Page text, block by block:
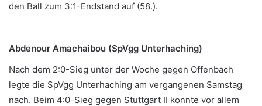
den Ball zum 3:1-Endstand auf (58.).
Abdenour Amachaibou (SpVgg Unterhaching)
Nach dem 2:0-Sieg unter der Woche gegen Offenbach
legte die SpVgg Unterhaching am vergangenen Samstag
nach. Beim 4:0-Sieg gegen Stuttgart II konnte vor allem